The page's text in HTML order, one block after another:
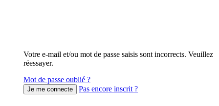
Votre e-mail et/ou mot de passe saisis sont incorrects. Veuillez
réessayer.
Mot de passe oublié ?
Pas encore inscrit ?